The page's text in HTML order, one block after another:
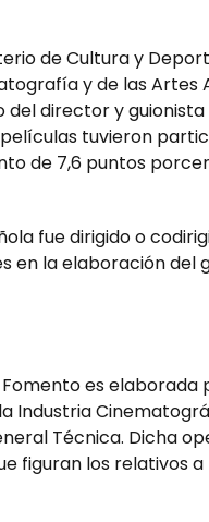
de Cultura y
y de las Artes
del director y guionista
tuvieron
de 7,6 puntos
fue dirigido o
en la elaboración del
es elaborada
Industria
Técnica. Dicha
figuran los relativos